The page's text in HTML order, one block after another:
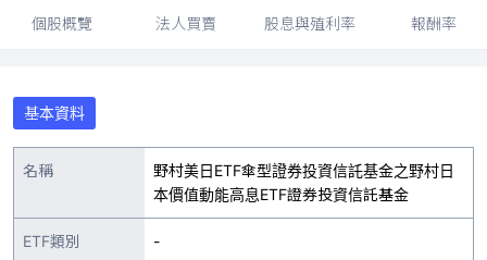
個股概覽 法人買賣 股息與殖利率 報酬率
基本資料
名稱
野村美日ETF傘型證券投資信託基金之野村日
本價值動能高息ETF證券投資信託基金
ETF類別 -